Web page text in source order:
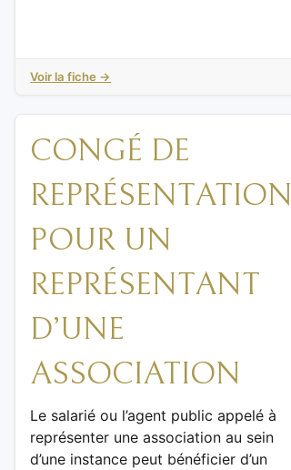
Voir la fiche →
CONGÉ DE
REPRÉSENTATION
POUR UN
REPRÉSENTANT
D’UNE
ASSOCIATION
Le salarié ou l’agent public appelé à
représenter une association au sein
d’une instance peut bénéficier d’un